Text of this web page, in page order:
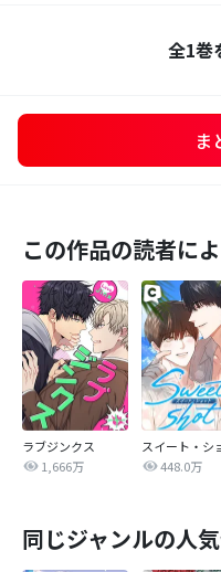
全1巻
ま
この作品の読者に
ラブジンクス
1,666万
448.0万
同じジャンルの人